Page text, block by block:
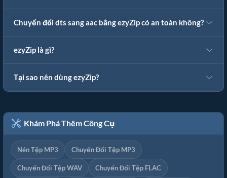
Chuyển đổi dts sang aac bằng ezyZip có an toàn không?
ezyZip là gì?
Tại sao nên dùng ezyZip?
Khám Phá Thêm Công Cụ
Nén Tệp MP3 Chuyển Đổi Tệp MP3
Chuyển Đổi Tệp WAV Chuyển Đổi Tệp FLAC